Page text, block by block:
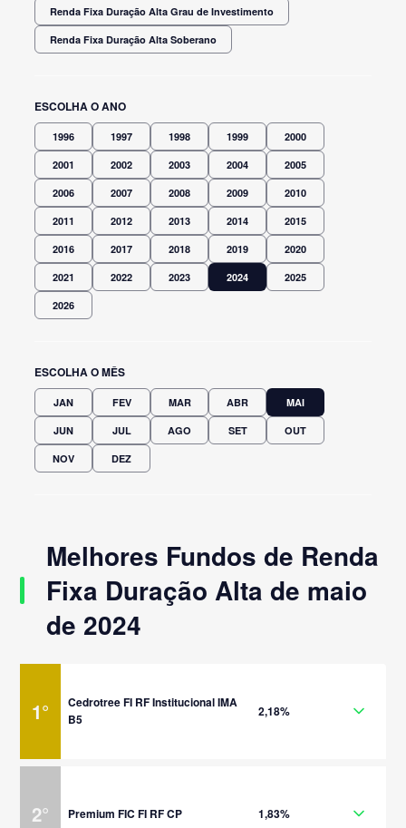
Renda Fixa Duração Alta Grau de Investimento
Renda Fixa Duração Alta Soberano
ESCOLHA O ANO
1996 1997 1998 1999 2000
2001 2002 2003 2004 2005
2006 2007 2008 2009 2010
2011 2012 2013 2014 2015
2016 2017 2018 2019 2020
2021 2022 2023 2024 2025
2026
ESCOLHA O MÊS
JAN FEV MAR ABR MAI
JUN JUL AGO SET OUT
NOV DEZ
Melhores Fundos de Renda
Fixa Duração Alta de maio
de 2024
1°
Cedrotree FI RF Institucional IMA
B5
2,18%
2° Premium FIC FI RF CP 1,83%